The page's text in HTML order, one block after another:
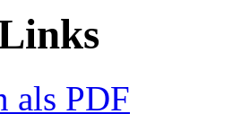
als PDF